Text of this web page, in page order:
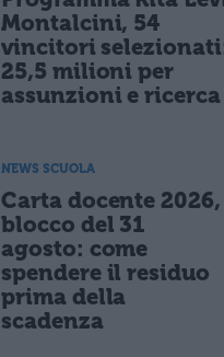
Montalcini, 54
vincitori
25,5 milioni per
assunzioni e ricerca
NEWS SCUOLA
Carta docente 2026,
blocco del 31
agosto: come
spendere il residuo
prima della
scadenza